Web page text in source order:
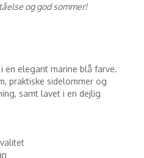
og god sommer!
i en elegant marine blå farve.
praktiske sidelommer og
samt lavet i en dejlig